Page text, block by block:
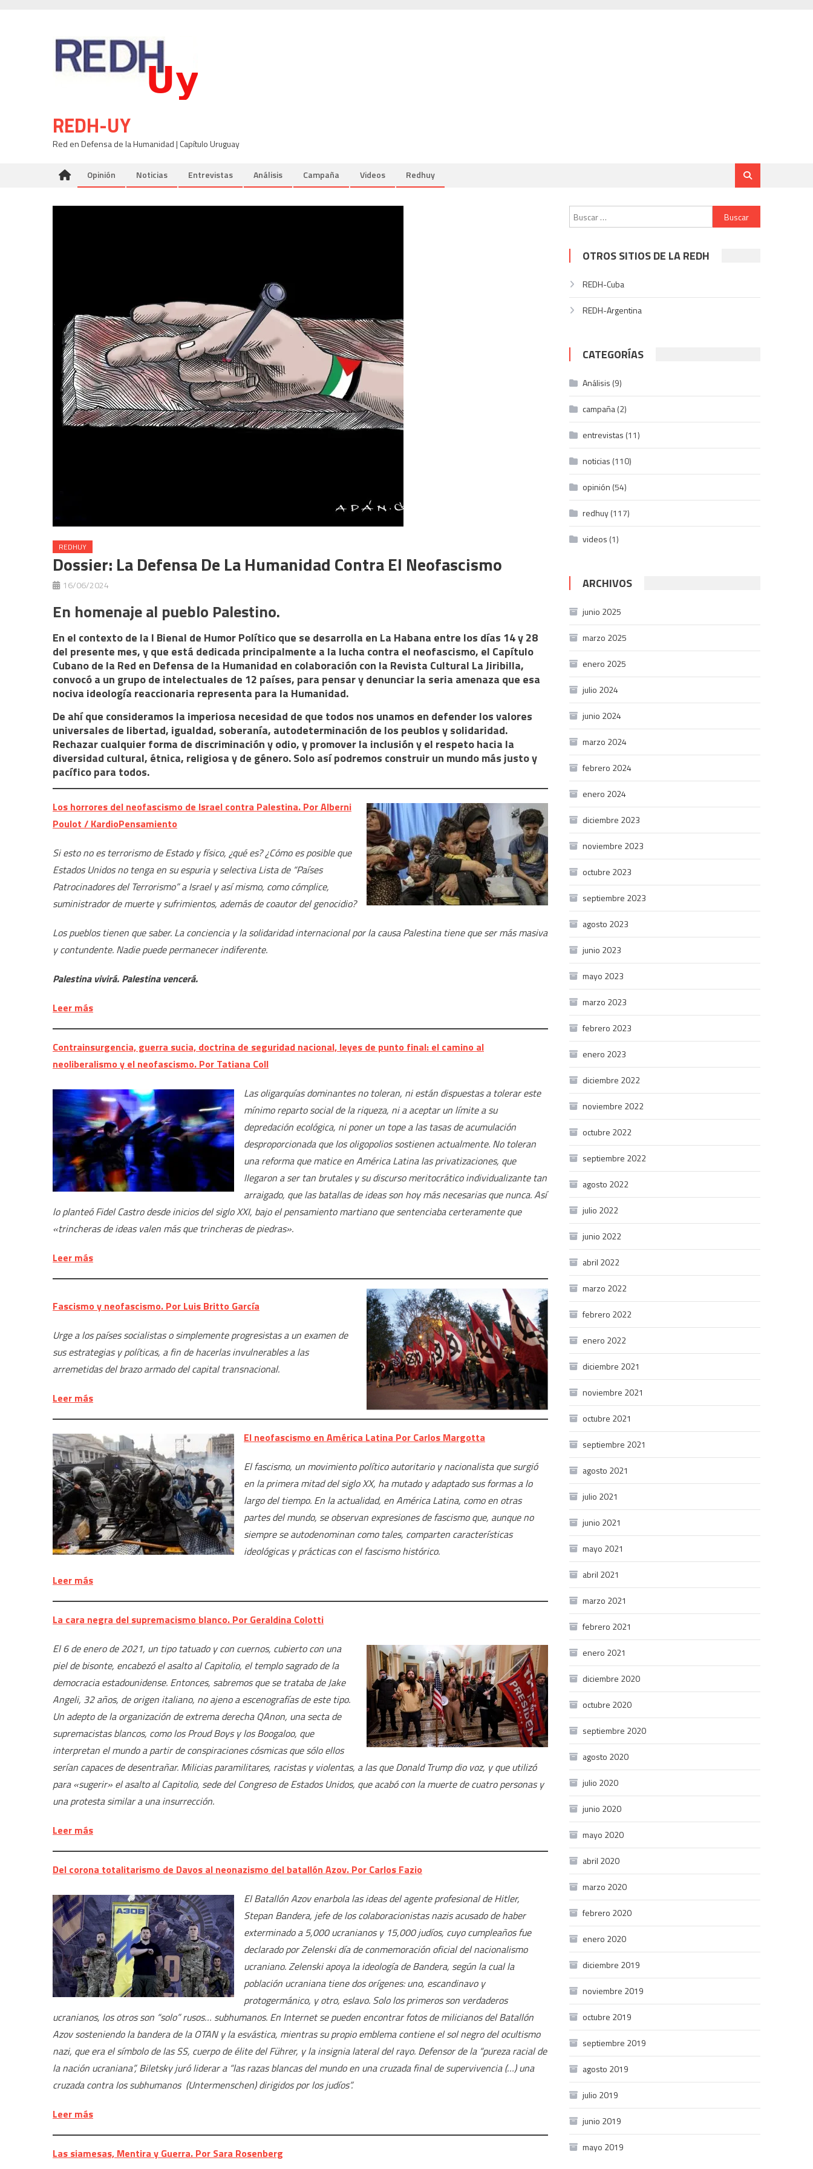
REDH-UY
Red en Defensa de la Humanidad | Capítulo Uruguay
Opinión Noticias Entrevistas Análisis Campaña Videos Redhuy
REDHUY
Dossier: La Defensa De La Humanidad Contra El Neofascismo
16/06/2024
En homenaje al pueblo Palestino.
En el contexto de la I Bienal de Humor Político que se desarrolla en La Habana entre los días 14 y 28
del presente mes, y que está dedicada principalmente a la lucha contra el neofascismo, el Capítulo
Cubano de la Red en Defensa de la Humanidad en colaboración con la Revista Cultural La Jiribilla,
convocó a un grupo de intelectuales de 12 países, para pensar y denunciar la seria amenaza que esa
nociva ideología reaccionaria representa para la Humanidad.
De ahí que consideramos la imperiosa necesidad de que todos nos unamos en defender los valores
universales de libertad, igualdad, soberanía, autodeterminación de los peublos y solidaridad.
Rechazar cualquier forma de discriminación y odio, y promover la inclusión y el respeto hacia la
diversidad cultural, étnica, religiosa y de género. Solo así podremos construir un mundo más justo y
pacífico para todos.
Los horrores del neofascismo de Israel contra Palestina. Por Alberni
Poulot / KardioPensamiento
Si esto no es terrorismo de Estado y físico, ¿qué es? ¿Cómo es posible que
Estados Unidos no tenga en su espuria y selectiva Lista de “Países
Patrocinadores del Terrorismo” a Israel y así mismo, como cómplice,
suministrador de muerte y sufrimientos, además de coautor del genocidio?
Los pueblos tienen que saber. La conciencia y la solidaridad internacional por la causa Palestina tiene que ser más masiva
y contundente. Nadie puede permanecer indiferente.
Palestina vivirá. Palestina vencerá.
Leer más
Contrainsurgencia, guerra sucia, doctrina de seguridad nacional, leyes de punto final: el camino al
neoliberalismo y el neofascismo. Por Tatiana Coll
Las oligarquías dominantes no toleran, ni están dispuestas a tolerar este
mínimo reparto social de la riqueza, ni a aceptar un límite a su
depredación ecológica, ni poner un tope a las tasas de acumulación
desproporcionada que los oligopolios sostienen actualmente. No toleran
una reforma que matice en América Latina las privatizaciones, que
llegaron a ser tan brutales y su discurso meritocrático individualizante tan
arraigado, que las batallas de ideas son hoy más necesarias que nunca. Así
lo planteó Fidel Castro desde inicios del siglo XXI, bajo el pensamiento martiano que sentenciaba certeramente que
«trincheras de ideas valen más que trincheras de piedras».
Leer más
Fascismo y neofascismo. Por Luis Britto García
Urge a los países socialistas o simplemente progresistas a un examen de
sus estrategias y políticas, a fin de hacerlas invulnerables a las
arremetidas del brazo armado del capital transnacional.
Leer más
El neofascismo en América Latina Por Carlos Margotta
El fascismo, un movimiento político autoritario y nacionalista que surgió
en la primera mitad del siglo XX, ha mutado y adaptado sus formas a lo
largo del tiempo. En la actualidad, en América Latina, como en otras
partes del mundo, se observan expresiones de fascismo que, aunque no
siempre se autodenominan como tales, comparten características
ideológicas y prácticas con el fascismo histórico.
Leer más
La cara negra del supremacismo blanco. Por Geraldina Colotti
El 6 de enero de 2021, un tipo tatuado y con cuernos, cubierto con una
piel de bisonte, encabezó el asalto al Capitolio, el templo sagrado de la
democracia estadounidense. Entonces, sabremos que se trataba de Jake
Angeli, 32 años, de origen italiano, no ajeno a escenografías de este tipo.
Un adepto de la organización de extrema derecha QAnon, una secta de
supremacistas blancos, como los Proud Boys y los Boogaloo, que
interpretan el mundo a partir de conspiraciones cósmicas que sólo ellos
serían capaces de desentrañar. Milicias paramilitares, racistas y violentas, a las que Donald Trump dio voz, y que utilizó
para «sugerir» el asalto al Capitolio, sede del Congreso de Estados Unidos, que acabó con la muerte de cuatro personas y
una protesta similar a una insurrección.
Leer más
Del corona totalitarismo de Davos al neonazismo del batallón Azov. Por Carlos Fazio
El Batallón Azov enarbola las ideas del agente profesional de Hitler,
Stepan Bandera, jefe de los colaboracionistas nazis acusado de haber
exterminado a 5,000 ucranianos y 15,000 judíos, cuyo cumpleaños fue
declarado por Zelenski día de conmemoración oficial del nacionalismo
ucraniano. Zelenski apoya la ideología de Bandera, según la cual la
población ucraniana tiene dos orígenes: uno, escandinavo y
protogermánico, y otro, eslavo. Solo los primeros son verdaderos
ucranianos, los otros son “solo” rusos… subhumanos. En Internet se pueden encontrar fotos de milicianos del Batallón
Azov sosteniendo la bandera de la OTAN y la esvástica, mientras su propio emblema contiene el sol negro del ocultismo
nazi, que era el símbolo de las SS, cuerpo de élite del Führer, y la insignia lateral del rayo. Defensor de la “pureza racial de
la nación ucraniana”, Biletsky juró liderar a “las razas blancas del mundo en una cruzada final de supervivencia (…) una
cruzada contra los subhumanos (Untermenschen) dirigidos por los judíos”.
Leer más
Las siamesas, Mentira y Guerra. Por Sara Rosenberg
Buscar:
OTROS SITIOS DE LA REDH
REDH-Cuba
REDH-Argentina
CATEGORÍAS
Análisis (9)
campaña(2)
entrevistas (11)
noticias (110)
opinión (54)
redhuy(117)
videos (1)
ARCHIVOS
junio 2025
marzo 2025
enero 2025
julio 2024
junio 2024
marzo 2024
febrero 2024
enero 2024
diciembre 2023
noviembre 2023
octubre 2023
septiembre 2023
agosto 2023
junio 2023
mayo 2023
marzo 2023
febrero 2023
enero 2023
diciembre 2022
noviembre 2022
octubre 2022
septiembre 2022
agosto 2022
julio 2022
junio 2022
abril 2022
marzo 2022
febrero 2022
enero 2022
diciembre 2021
noviembre 2021
octubre 2021
septiembre 2021
agosto 2021
julio 2021
junio 2021
mayo 2021
abril 2021
marzo 2021
febrero 2021
enero 2021
diciembre 2020
octubre 2020
septiembre 2020
agosto 2020
julio 2020
junio 2020
mayo 2020
abril 2020
marzo 2020
febrero 2020
enero 2020
diciembre 2019
noviembre 2019
octubre 2019
septiembre 2019
agosto 2019
julio 2019
junio 2019
mayo 2019